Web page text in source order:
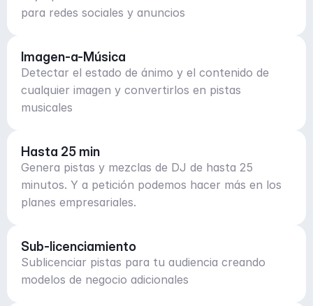
para redes sociales y anuncios
Imagen-a-Música
Detectar el estado de ánimo y el contenido de
cualquier imagen y convertirlos en pistas
musicales
Hasta 25 min
Genera pistas y mezclas de DJ de hasta 25
minutos. Y a petición podemos hacer más en los
planes empresariales.
Sub-licenciamiento
Sublicenciar pistas para tu audiencia creando
modelos de negocio adicionales